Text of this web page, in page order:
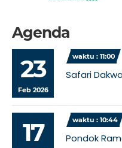
Agenda
23
Feb 2026
waktu : 11:00
Safari
17 waktu : 10:44
Pondok